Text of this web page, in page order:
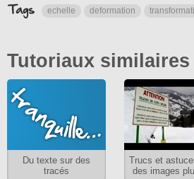
echelle deformation
Tutoriaux similaires
Du texte sur des
tracés
Trucs et
des images